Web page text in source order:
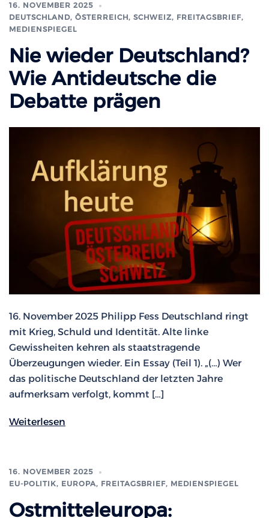
16. NOVEMBER 2025
DEUTSCHLAND, ÖSTERREICH, SCHWEIZ, FREITAGSBRIEF,
MEDIENSPIEGEL
Nie wieder Deutschland?
Wie Antideutsche die
Debatte prägen
16. November 2025 Philipp Fess Deutschland ringt
mit Krieg, Schuld und Identität. Alte linke
Gewissheiten kehren als staatstragende
Überzeugungen wieder. Ein Essay (Teil 1). „(…) Wer
das politische Deutschland der letzten Jahre
aufmerksam verfolgt, kommt […]
Weiterlesen
16. NOVEMBER 2025
EU-POLITIK, EUROPA, FREITAGSBRIEF, MEDIENSPIEGEL
Ostmitteleuropa: